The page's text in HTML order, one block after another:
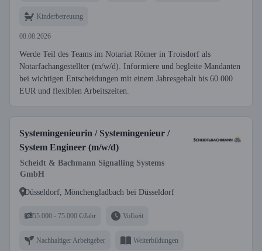
Kinderbetreuung
08.08.2026
Werde Teil des Teams im Notariat Römer in Troisdorf als
Notarfachangestellter (m/w/d). Informiere und begleite Mandanten
bei wichtigen Entscheidungen mit einem Jahresgehalt bis 60.000
EUR und flexiblen Arbeitszeiten.
Systemingenieurin / Systemingenieur /
System Engineer (m/w/d)
Scheidt & Bachmann Signalling Systems
GmbH
Düsseldorf, Mönchengladbach bei Düsseldorf
55.000 - 75.000 €/Jahr Vollzeit
Nachhaltiger Arbeitgeber Weiterbildungen